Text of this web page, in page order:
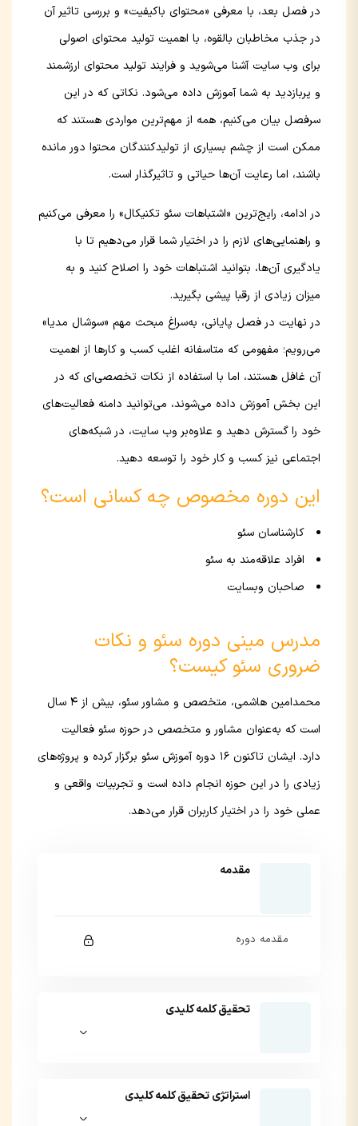
در فصل بعد، با معرفی «محتوای باکیفیت» و بررسی تاثیر آن
در جذب مخاطبان بالقوه، با اهمیت تولید محتوای اصولی
برای وب سایت آشنا می‌شوید و فرایند تولید محتوای ارزشمند
و پربازدید به شما آموزش داده می‌شود. نکاتی که در این
سرفصل بیان می‌کنیم، همه از مهم‌ترین مواردی هستند که
ممکن است از چشم بسیاری از تولیدکنندگان محتوا دور مانده
باشند، اما رعایت آن‌ها حیاتی و تاثیرگذار است.
در ادامه، رایج‌ترین «اشتباهات سئو تکنیکال» را معرفی می‌کنیم
و راهنمایی‌های لازم را در اختیار شما قرار می‌دهیم تا با
یادگیری آن‌ها، بتوانید اشتباهات خود را اصلاح کنید و به
میزان زیادی از رقبا پیشی بگیرید.
در نهایت در فصل پایانی، به‌سراغ مبحث مهم «سوشال مدیا»
می‌رویم؛ مفهومی که متاسفانه اغلب کسب و کارها از اهمیت
آن غافل هستند، اما با استفاده از نکات تخصصی‌ای که در
این بخش آموزش داده می‌شوند، می‌توانید دامنه فعالیت‌های
خود را گسترش دهید و علاوه‌بر وب سایت، در شبکه‌های
اجتماعی نیز کسب و کار خود را توسعه دهید.
این دوره مخصوص چه کسانی است؟
کارشناسان سئو
افراد علاقه‌مند به سئو
صاحبان وبسایت
مدرس مینی دوره سئو و نکات
ضروری سئو کیست؟
محمدامین هاشمی،‌ متخصص و مشاور سئو، بیش از ۴ سال
است که به‌عنوان مشاور و متخصص در حوزه سئو فعالیت
دارد. ایشان تاکنون ۱۶ دوره آموزش سئو برگزار کرده و پروژه‌های
زیادی را در این حوزه انجام داده است و تجربیات واقعی و
عملی خود را در اختیار کاربران قرار می‌دهد.
مقدمه
مقدمه دوره
تحقیق کلمه کلیدی
استراتژی تحقیق کلمه کلیدی